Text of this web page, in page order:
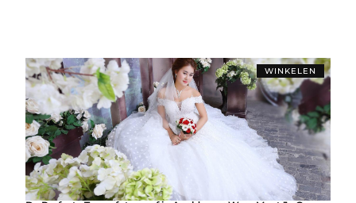
WINKELEN